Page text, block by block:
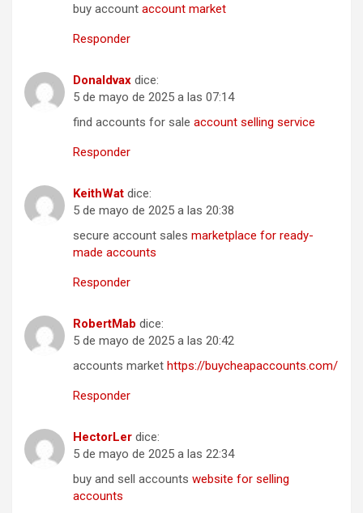
buy account account market
Responder
Donaldvax dice:
5 de mayo de 2025 a las 07:14
find accounts for sale account selling service
Responder
KeithWat dice:
5 de mayo de 2025 a las 20:38
secure account sales marketplace for ready-
made accounts
Responder
RobertMab dice:
5 de mayo de 2025 a las 20:42
accounts market https://buycheapaccounts.com/
Responder
HectorLer dice:
5 de mayo de 2025 a las 22:34
buy and sell accounts website for selling
accounts